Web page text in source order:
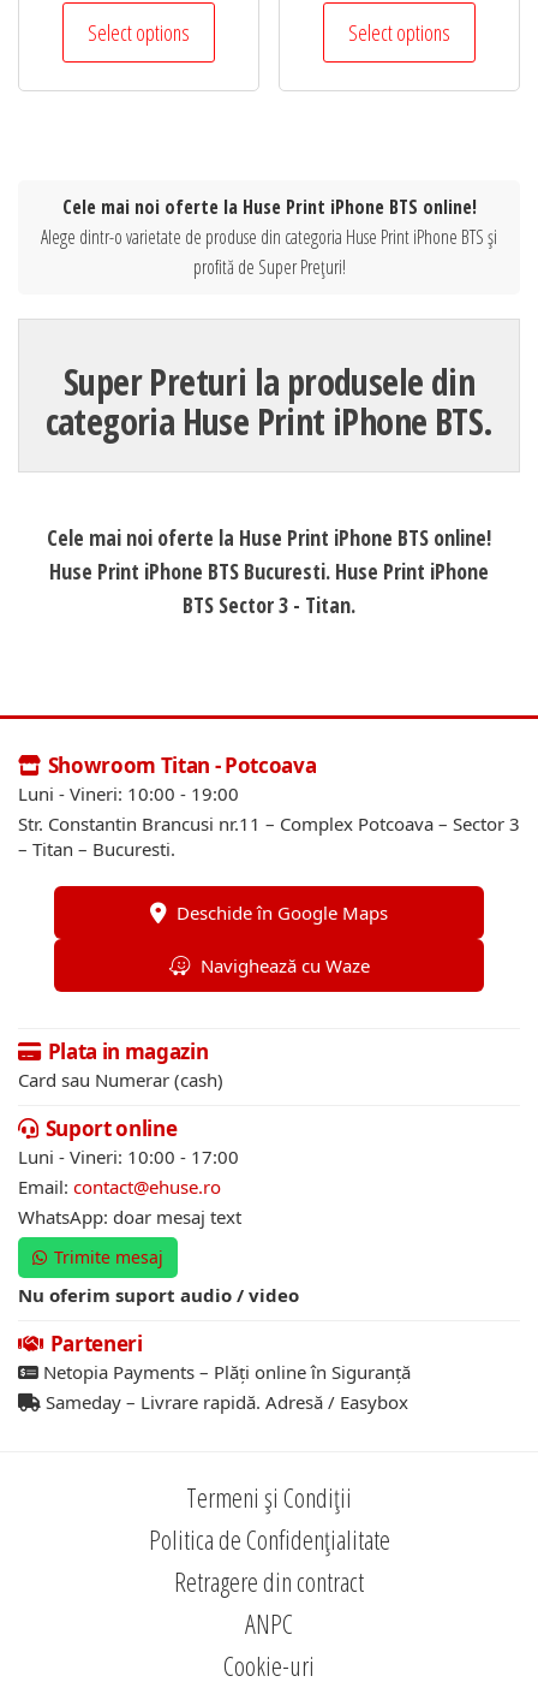
Select options Select options
Cele mai noi oferte la Huse Print iPhone BTS online!
Alege dintr-o varietate de produse din categoria Huse Print iPhone BTS și
profită de Super Prețuri!
Super Preturi la produsele din
categoria Huse Print iPhone BTS.
Cele mai noi oferte la Huse Print iPhone BTS online!
Huse Print iPhone BTS Bucuresti. Huse Print iPhone
BTS Sector 3 - Titan.
Showroom Titan - Potcoava
Luni - Vineri: 10:00 - 19:00
Str. Constantin Brancusi nr.11 – Complex Potcoava – Sector 3
– Titan – Bucuresti.
Deschide în Google Maps
Navighează cu Waze
Plata in magazin
Card sau Numerar (cash)
Suport online
Luni - Vineri: 10:00 - 17:00
Email: contact@ehuse.ro
WhatsApp: doar mesaj text
Trimite mesaj
Nu oferim suport audio / video
Parteneri
Netopia Payments – Plăți online în Siguranță
Sameday – Livrare rapidă. Adresă / Easybox
Termeni și Condiții
Politica de Confidențialitate
Retragere din contract
ANPC
Cookie-uri